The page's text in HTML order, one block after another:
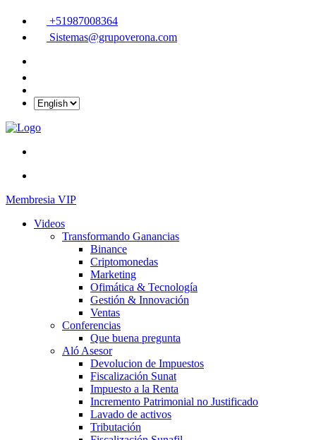
+51987008364
Sistemas@grupoverona.com
Membresia VIP
Videos
Transformando Ganancias
Binance
Criptomonedas
Marketing
Ofimática & Tecnología
Gestión & Innovación
Ventas
Conferencias
Que buena pregunta
Aló Asesor
Devolucion de Impuestos
Fiscalización Sunat
Impuesto a la Renta
Incremento Patrimonial no Justificado
Lavado de activos
Tributación